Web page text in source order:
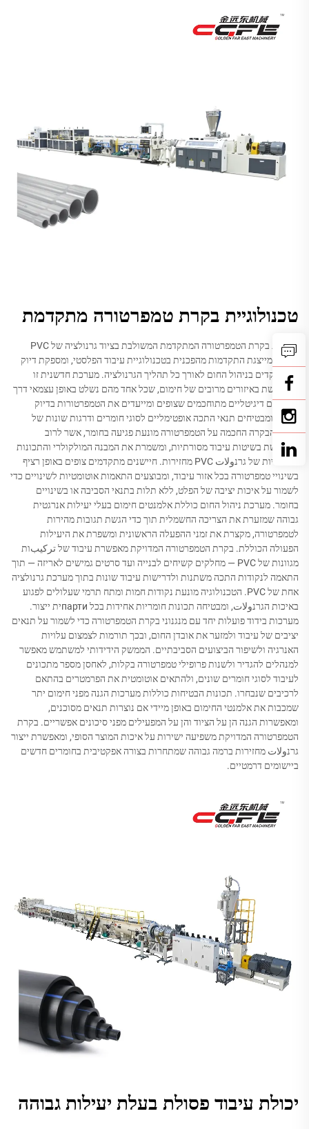
טכנולוגיית בקרת טמפרטורה מתקדמת
מערכת בקרת הטמפרטורה המתקדמת המשולבת בציוד גרנולציה של PVC
מודרני מייצגת התקדמות מהפכנית בטכנולוגיית עיבוד הפלסטי, ומספקת דיוק
חסר תקדים בניהול החום לאורך כל תהליך הגרנולציה. מערכת חדשנית זו
משתמשת באיזורים מרובים של חימום, שכל אחד מהם נשלט באופן עצמאי דרך
ממשקים דיגיטליים מתוחכמים שצופים ומייעדים את הטמפרטורות בדיוק
ייחודי, ומבטיחים תנאי התכה אופטימליים לסוגי חומרים ודרגות שונות של
PVC. הבקרה החכמה על הטמפרטורה מונעת פגיעה בחומר, אשר לרוב
מתרחשת בשיטות עיבוד מסורתיות, ומשמרת את המבנה המולקולרי והתכונות
המכאניות של גרנولات PVC מחזירות. חיישנים מתקדמים צופים באופן רציף
בשינויי טמפרטורה בכל אזור עיבוד, ומבוצעים התאמות אוטומטיות לשינויים כדי
לשמור על איכות יציבה של הפלט, ללא תלות בתנאי הסביבה או בשינויים
בחומר. מערכת ניהול החום כוללת אלמנטים חימום בעלי יעילות אנרגטית
גבוהה שמזערת את הצריכה החשמלית תוך כדי הגשת תגובות מהירות
לטמפרטורה, מקצרת את זמני ההפעלה הראשונית ומשפרת את היעילות
הפעולה הכוללת. בקרת הטמפרטורה המדויקת מאפשרת עיבוד של تركيبות
מגוונות של PVC — מחלקים קשיחים לבנייה ועד סרטים גמישים לאריזה — תוך
התאמה לנקודות התכה משתנות ולדרישות עיבוד שונות בתוך מערכת גרנולציה
אחת של PVC. הטכנולוגיה מונעת נקודות חמות ומתח תרמי שעלולים לפגוע
באיכות הגרנولات, ומבטיחה תכונות חומריות אחידות בכל партиית ייצור.
מערכות בידוד פועלות יחד עם מנגנוני בקרת הטמפרטורה כדי לשמור על תנאים
יציבים של עיבוד ולמזער את אובדן החום, ובכך תורמות לצמצום עלויות
האנרגיה ולשיפור הביצועים הסביבתיים. הממשק הידידותי למשתמש מאפשר
למנהלים להגדיר ולשנות פרופילי טמפרטורה בקלות, לאחסן מספר מתכונים
לעיבוד לסוגי חומרים שונים, ולהתאים אוטומטית את הפרמטרים בהתאם
לרכיבים שנבחרו. תכונות הבטיחות כוללות מערכות הגנה מפני חימום יתר
שמכבות את אלמנטי החימום באופן מיידי אם נוצרות תנאים מסוכנים,
ומאפשרות הגנה הן על הציוד והן על המפעילים מפני סיכונים אפשריים. בקרת
הטמפרטורה המדויקת משפיעה ישירות על איכות המוצר הסופי, ומאפשרת ייצור
גרנولات מחזירות ברמה גבוהה שמתחרות בצורה אפקטיבית בחומרים חדשים
ביישומים דרמטיים.
יכולת עיבוד פסולת בעלת יעילות גבוהה